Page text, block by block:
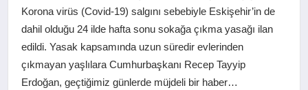
EKONOMI
SAĞLIK
Korona virüs (Covid-19) salgını sebebiyle Eskişehir’in de
dahil olduğu 24 ilde hafta sonu sokağa çıkma yasağı ilan
edildi. Yasak kapsamında uzun süredir evlerinden
çıkmayan yaşlılara Cumhurbaşkanı Recep Tayyip
Erdoğan, geçtiğimiz günlerde müjdeli bir haber…